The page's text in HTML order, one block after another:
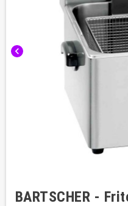
chevron_left
BARTSCHER -